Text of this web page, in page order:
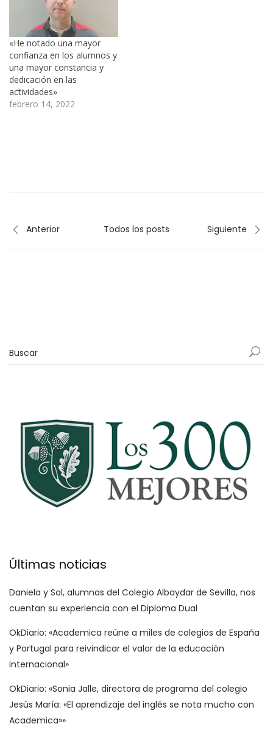
«He notado una mayor
confianza en los alumnos y
una mayor constancia y
dedicación en las
actividades»
febrero 14, 2022
Anterior Todos los posts Siguiente
Últimas noticias
Daniela y Sol, alumnas del Colegio Albaydar de Sevilla, nos
cuentan su experiencia con el Diploma Dual
OkDiario: «Academica reúne a miles de colegios de España
y Portugal para reivindicar el valor de la educación
internacional»
OkDiario: «Sonia Jalle, directora de programa del colegio
Jesús María: «El aprendizaje del inglés se nota mucho con
Academica»»